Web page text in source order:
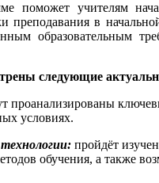
поможет учителям
преподавания в
образовательным
следующие
проанализированы
условиях.
пройдёт
обучения, а также